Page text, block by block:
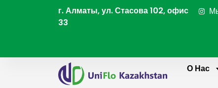
г. Алматы, ул. Стасова 102, офис
33
О Нас